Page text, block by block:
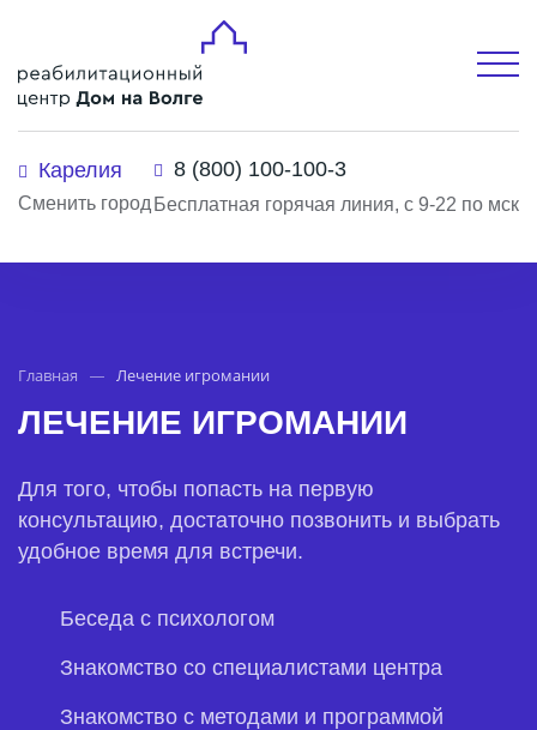
Карелия
Сменить город
8 (800) 100-100-3
Бесплатная горячая линия, с 9-22 по мск
Главная Лечение игромании
ЛЕЧЕНИЕ ИГРОМАНИИ
Для того, чтобы попасть на первую
консультацию, достаточно позвонить и выбрать
удобное время для встречи.
Беседа с психологом
Знакомство со специалистами центра
Знакомство с методами и программой